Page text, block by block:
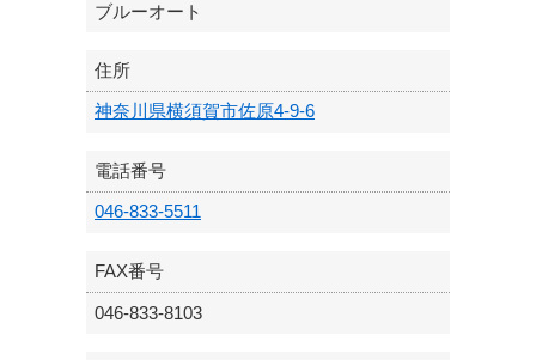
ブルーオート
住所
神奈川県横須賀市佐原4-9-6
電話番号
046-833-5511
FAX番号
046-833-8103